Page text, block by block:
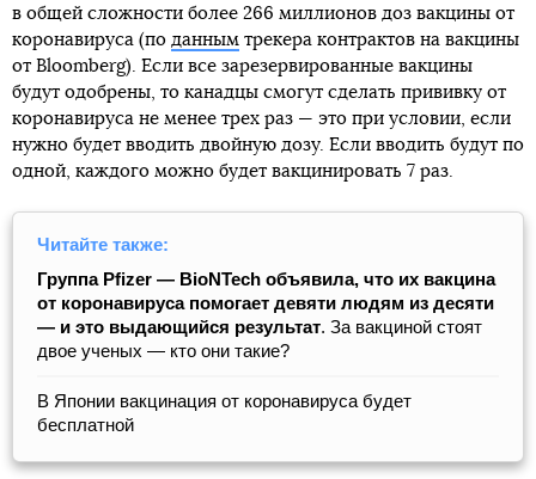
в общей сложности более 266 миллионов доз вакцины от
коронавируса (по данным трекера контрактов на вакцины
от Bloomberg). Если все зарезервированные вакцины
будут одобрены, то канадцы смогут сделать прививку от
коронавируса не менее трех раз — это при условии, если
нужно будет вводить двойную дозу. Если вводить будут по
одной, каждого можно будет вакцинировать 7 раз.
Читайте также:
Группа Pfizer — BioNTech объявила, что их вакцина
от коронавируса помогает девяти людям из десяти
— и это выдающийся результат. За вакциной стоят
двое ученых — кто они такие?
В Японии вакцинация от коронавируса будет
бесплатной